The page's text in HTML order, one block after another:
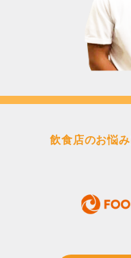
飲食店のお悩